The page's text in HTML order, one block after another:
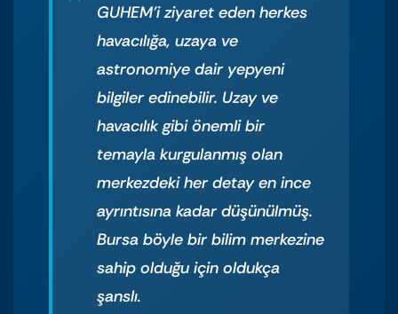
GUHEM’i ziyaret eden herkes
havacılığa, uzaya ve
astronomiye dair yepyeni
bilgiler edinebilir. Uzay ve
havacılık gibi önemli bir
temayla kurgulanmış olan
merkezdeki her detay en ince
ayrıntısına kadar düşünülmüş.
Bursa böyle bir bilim merkezine
sahip olduğu için oldukça
şanslı.